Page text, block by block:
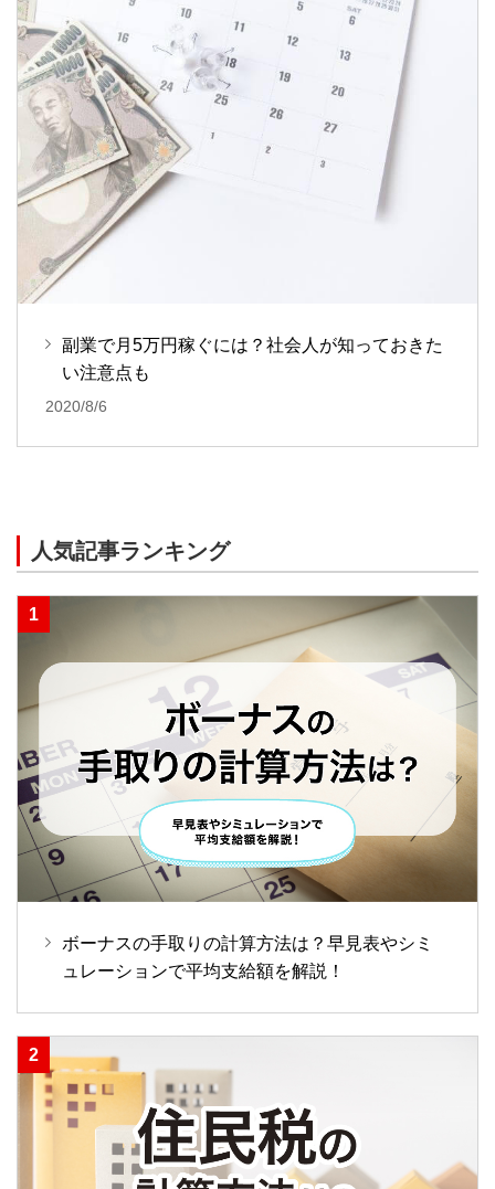
副業で月5万円稼ぐには？社会人が知っておきた
い注意点も
2020/8/6
人気記事ランキング
ボーナスの手取りの計算方法は？早見表やシミ
ュレーションで平均支給額を解説！